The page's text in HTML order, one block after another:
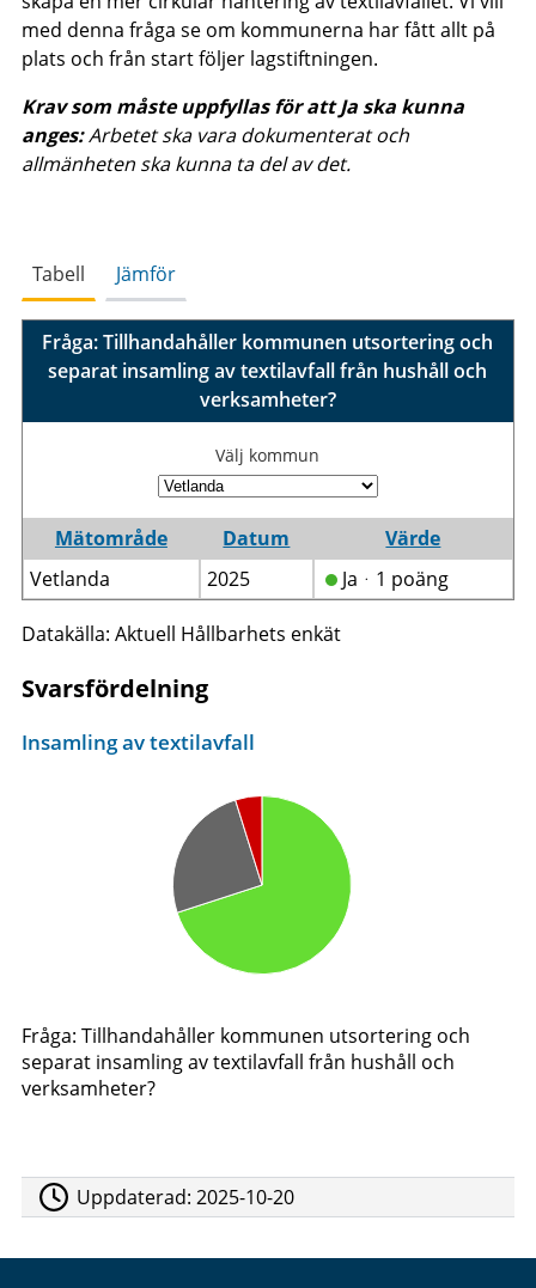
med denna fråga se om kommunerna har fått allt på
plats och från start följer lagstiftningen.
Krav som måste uppfyllas för att Ja ska kunna
anges:Arbetet ska vara dokumenterat och
allmänheten ska kunna ta del av det.
Tabell Jämför
Fråga: Tillhandahåller kommunen utsortering och
separat insamling av textilavfall från hushåll och
verksamheter?
Välj kommun
Mätområde Datum
Värde
Vetlanda
2025 Jaᆞ1 poäng
Datakälla: Aktuell Hållbarhets enkät
Svarsfördelning
Insamling av textilavfall
Fråga: Tillhandahåller kommunen utsortering och
separat insamling av textilavfall från hushåll och
verksamheter?
Uppdaterad:2025-10-20